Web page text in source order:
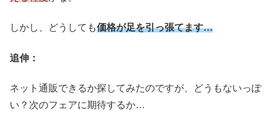
しかし、どうしても価格が足を引っ張てます…
追伸：
ネット通販できるか探してみたのですが、どうもないっぽ
い？次のフェアに期待するか…